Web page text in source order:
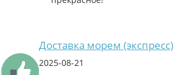
Доставка морем (экспресс)
2025-08-21